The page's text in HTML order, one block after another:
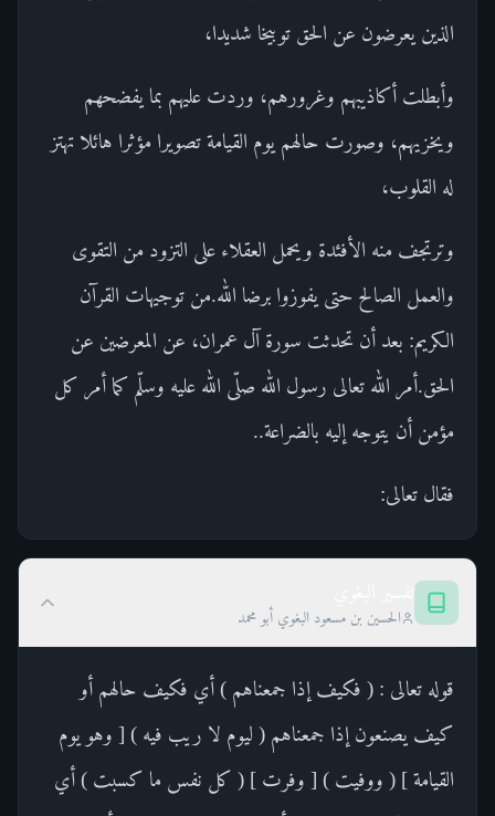
الذين يعرضون عن الحق توبيخا شديدا،
وأبطلت أكاذيبهم وغرورهم، وردت عليهم بما يفضحهم
ويخزيهم، وصورت حالهم يوم القيامة تصويرا مؤثرا هائلا تهتز
له القلوب،
وترتجف منه الأفئدة ويحمل العقلاء على التزود من التقوى
والعمل الصالح حتى يفوزوا برضا الله.من توجيهات القرآن
الكريم: بعد أن تحدثت سورة آل عمران، عن المعرضين عن
الحق.أمر الله تعالى رسول الله صلّى الله عليه وسلّم كما أمر كل
مؤمن أن يتوجه إليه بالضراعة..
فقال تعالى:
الحسين بن مسعود البغوي أبو محمد
قوله تعالى : ( فكيف إذا جمعناهم ) أي فكيف حالهم أو
كيف يصنعون إذا جمعناهم ( ليوم لا ريب فيه ) [ وهو يوم
القيامة ] ( ووفيت ) [ وفرت ] ( كل نفس ما كسبت ) أي